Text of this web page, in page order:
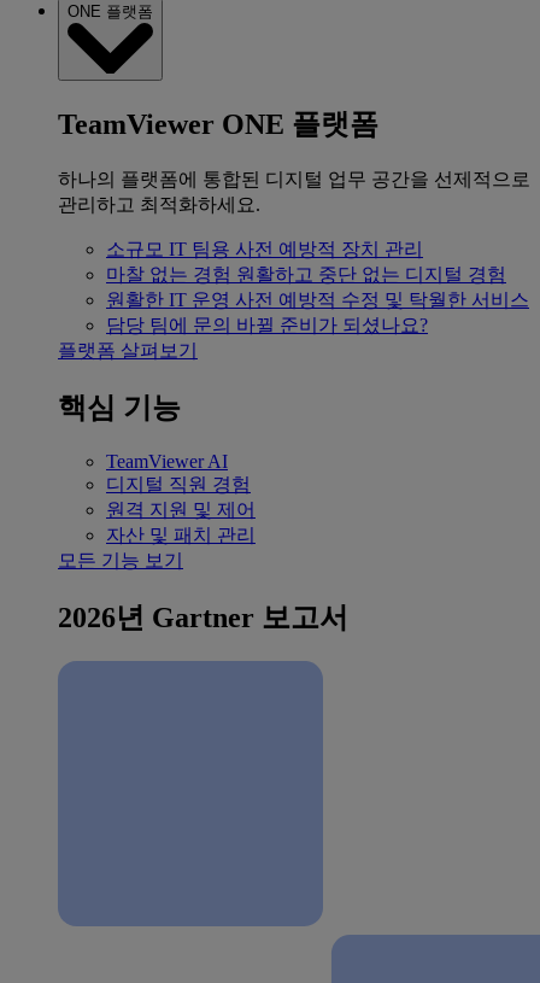
ONE 플랫폼
TeamViewer ONE 플랫폼
하나의 플랫폼에 통합된 디지털 업무 공간을 선제적으로
관리하고 최적화하세요.
소규모 IT 팀용 사전 예방적 장치 관리
마찰 없는 경험 원활하고 중단 없는 디지털 경험
원활한 IT 운영 사전 예방적 수정 및 탁월한 서비스
담당 팀에 문의 바뀔 준비가 되셨나요?
플랫폼 살펴보기
핵심 기능
TeamViewer AI
디지털 직원 경험
원격 지원 및 제어
자산 및 패치 관리
모든 기능 보기
2026년 Gartner 보고서